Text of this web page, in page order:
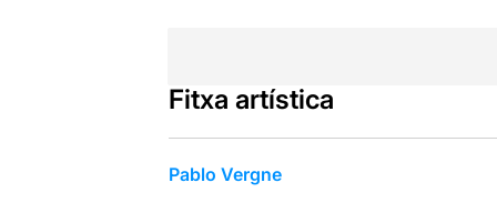
Fitxa artística
Pablo Vergne